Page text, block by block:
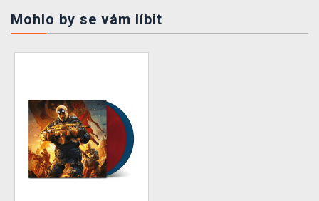
Mohlo by se vám líbit